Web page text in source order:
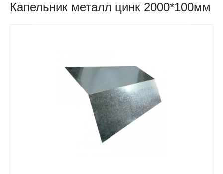
Капельник металл цинк 2000*100мм